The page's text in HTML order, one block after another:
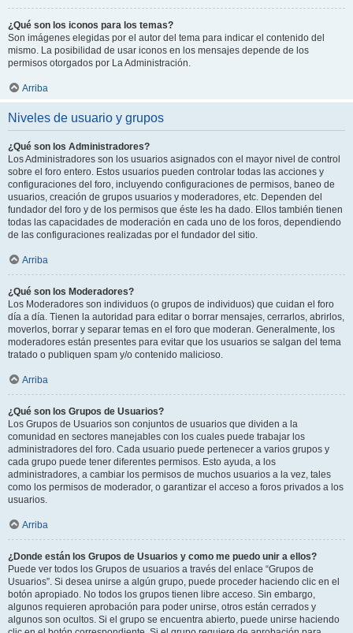
¿Qué son los iconos para los temas?
Son imágenes elegidas por el autor del tema para indicar el contenido del
mismo. La posibilidad de usar iconos en los mensajes depende de los
permisos otorgados por La Administración.
Arriba
Niveles de usuario y grupos
¿Qué son los Administradores?
Los Administradores son los usuarios asignados con el mayor nivel de control
sobre el foro entero. Estos usuarios pueden controlar todas las acciones y
configuraciones del foro, incluyendo configuraciones de permisos, baneo de
usuarios, creación de grupos usuarios y moderadores, etc. Dependen del
fundador del foro y de los permisos que éste les ha dado. Ellos también tienen
todas las capacidades de moderación en cada uno de los foros, dependiendo
de las configuraciones realizadas por el fundador del sitio.
Arriba
¿Qué son los Moderadores?
Los Moderadores son individuos (o grupos de individuos) que cuidan el foro
día a día. Tienen la autoridad para editar o borrar mensajes, cerrarlos, abrirlos,
moverlos, borrar y separar temas en el foro que moderan. Generalmente, los
moderadores están presentes para evitar que los usuarios se salgan del tema
tratado o publiquen spam y/o contenido malicioso.
Arriba
¿Qué son los Grupos de Usuarios?
Los Grupos de Usuarios son conjuntos de usuarios que dividen a la
comunidad en sectores manejables con los cuales puede trabajar los
administradores del foro. Cada usuario puede pertenecer a varios grupos y
cada grupo puede tener diferentes permisos. Esto ayuda, a los
administradores, a cambiar los permisos de muchos usuarios a la vez, tales
como los permisos de moderador, o garantizar el acceso a foros privados a los
usuarios.
Arriba
¿Donde están los Grupos de Usuarios y como me puedo unir a ellos?
Puede ver todos los Grupos de usuarios a través del enlace “Grupos de
Usuarios”. Si desea unirse a algún grupo, puede proceder haciendo clic en el
botón apropiado. No todos los grupos tienen libre acceso. Sin embargo,
algunos requieren aprobación para poder unirse, otros están cerrados y
algunos son ocultos. Si el grupo se encuentra abierto, puede unirse haciendo